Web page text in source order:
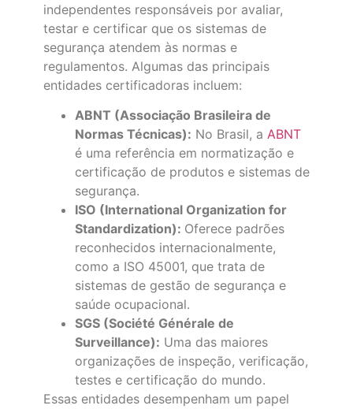
independentes responsáveis por avaliar,
testar e certificar que os sistemas de
segurança atendem às normas e
regulamentos. Algumas das principais
entidades certificadoras incluem:
ABNT (Associação Brasileira de
Normas Técnicas): No Brasil, a ABNT
é uma referência em normatização e
certificação de produtos e sistemas de
segurança.
ISO (International Organization for
Standardization): Oferece padrões
reconhecidos internacionalmente,
como a ISO 45001, que trata de
sistemas de gestão de segurança e
saúde ocupacional.
SGS (Société Générale de
Surveillance): Uma das maiores
organizações de inspeção, verificação,
testes e certificação do mundo.
Essas entidades desempenham um papel